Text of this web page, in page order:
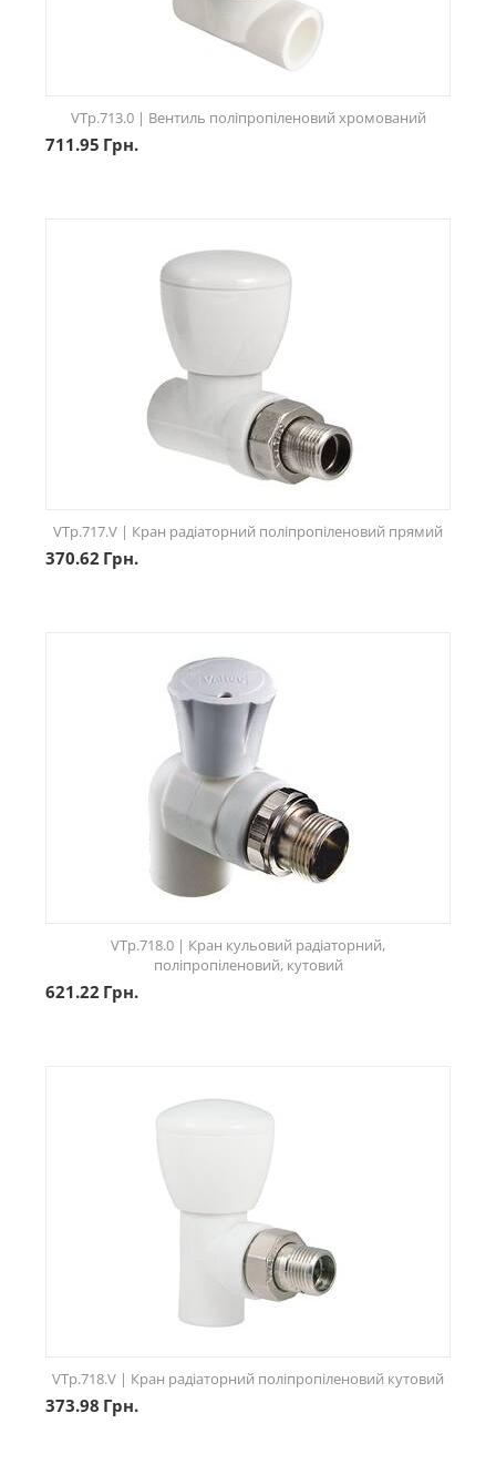
VTp.713.0 | Вентиль поліпропіленовий хромований
711.95 Грн.
VTp.717.V | Кран радіаторний поліпропіленовий прямий
370.62 Грн.
VTp.718.0 | Кран кульовий радіаторний,
поліпропіленовий, кутовий
621.22 Грн.
VTp.718.V | Кран радіаторний поліпропіленовий кутовий
373.98 Грн.